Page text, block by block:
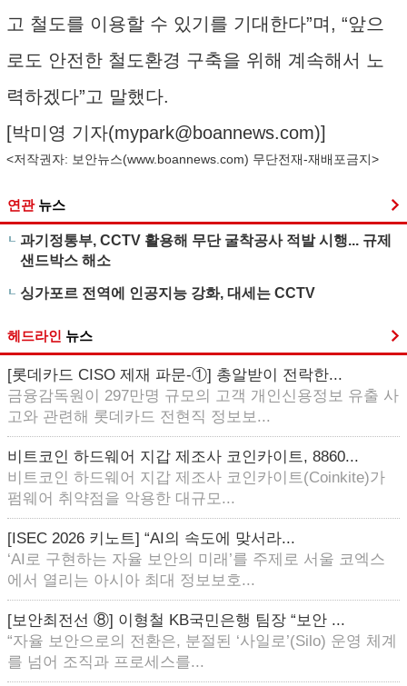
고 철도를 이용할 수 있기를 기대한다”며, “앞으
로도 안전한 철도환경 구축을 위해 계속해서 노
력하겠다”고 말했다.
[박미영 기자(mypark@boannews.com)]
<저작권자: 보안뉴스(www.boannews.com) 무단전재-재배포금지>
연관 뉴스
과기정통부, CCTV 활용해 무단 굴착공사 적발 시행... 규제
샌드박스 해소
싱가포르 전역에 인공지능 강화, 대세는 CCTV
헤드라인 뉴스
[롯데카드 CISO 제재 파문-①] 총알받이 전락한...
금융감독원이 297만명 규모의 고객 개인신용정보 유출 사
고와 관련해 롯데카드 전현직 정보보...
비트코인 하드웨어 지갑 제조사 코인카이트, 8860...
비트코인 하드웨어 지갑 제조사 코인카이트(Coinkite)가
펌웨어 취약점을 악용한 대규모...
[ISEC 2026 키노트] “AI의 속도에 맞서라...
‘AI로 구현하는 자율 보안의 미래’를 주제로 서울 코엑스
에서 열리는 아시아 최대 정보보호...
[보안최전선 ⑧] 이형철 KB국민은행 팀장 “보안 ...
“자율 보안으로의 전환은, 분절된 ‘사일로’(Silo) 운영 체계
를 넘어 조직과 프로세스를...